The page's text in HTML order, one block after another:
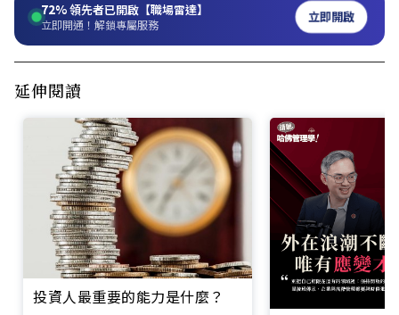
72%領先者已開啟【職場雷達】
立即開通！解鎖專屬服務 立即開啟
延伸閱讀
投資人最重要的能力是什麼？